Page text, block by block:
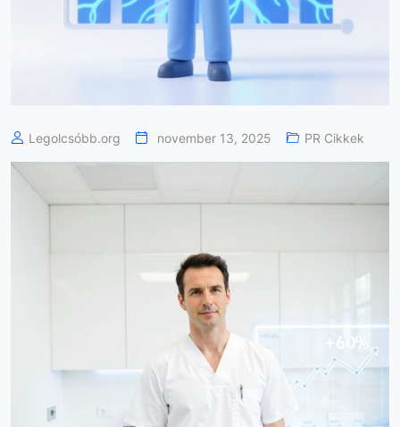
Legolcsóbb.org november 13, 2025 PR Cikkek